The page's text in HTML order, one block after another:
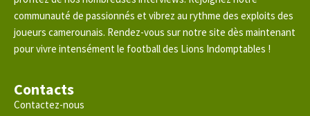
communauté de passionnés et vibrez au rythme des exploits des
joueurs camerounais. Rendez-vous sur notre site dès maintenant
pour vivre intensément le football des Lions Indomptables !
Contacts
Contactez-nous